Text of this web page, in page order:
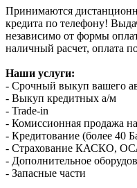
Принимаются
кредита по телефону!
независимо от формы
наличный расчет, оплата
Наши услуги:
- Срочный выкуп вашего
- Выкуп кредитных а/м
- Trade-in
- Комиссионная продажа
- Кредитование (более 40
- Страхование КАСКО,
- Дополнительное
- Запасные части